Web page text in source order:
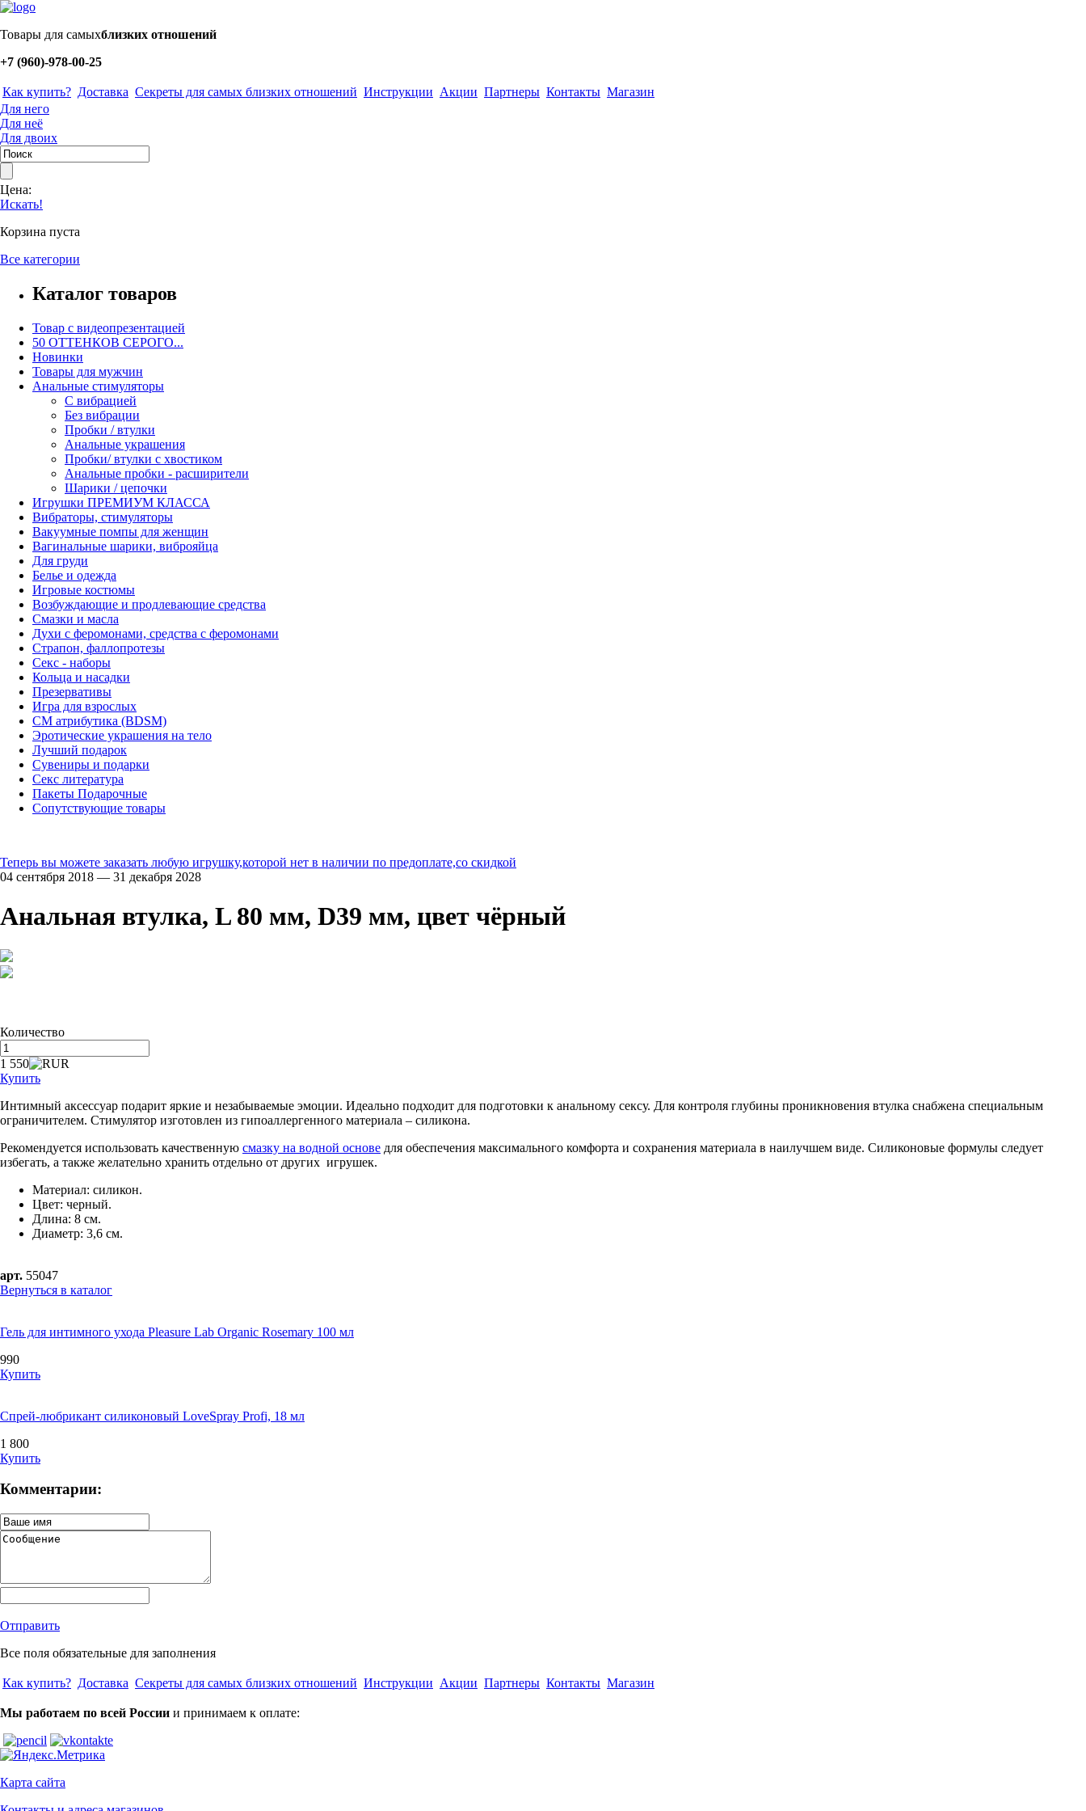
Товары для самыхблизких отношений
+7 (960)-978-00-25
Как купить? Доставка Секреты для самых близких отношений Инструкции Акции Партнеры Контакты Магазин
Для него
Для неё
Для двоих
Цена:
Искать!
Корзина пуста
Все категории
Каталог товаров
Товар с видеопрезентацией
50 ОТТЕНКОВ СЕРОГО...
Новинки
Товары для мужчин
Анальные стимуляторы
С вибрацией
Без вибрации
Пробки / втулки
Анальные украшения
Пробки/ втулки с хвостиком
Анальные пробки - расширители
Шарики / цепочки
Игрушки ПРЕМИУМ КЛАССА
Вибраторы, стимуляторы
Вакуумные помпы для женщин
Вагинальные шарики, виброяйца
Для груди
Белье и одежда
Игровые костюмы
Возбуждающие и продлевающие средства
Смазки и масла
Духи с феромонами, средства с феромонами
Страпон, фаллопротезы
Секс - наборы
Кольца и насадки
Презервативы
Игра для взрослых
СМ атрибутика (BDSM)
Эротические украшения на тело
Лучший подарок
Сувениры и подарки
Секс литература
Пакеты Подарочные
Сопутствующие товары
Теперь вы можете заказать любую игрушку,которой нет в наличии по предоплате,со скидкой
04 сентября 2018 — 31 декабря 2028
Анальная втулка, L 80 мм, D39 мм, цвет чёрный
Количество
1 550
Купить
Интимный аксессуар подарит яркие и незабываемые эмоции. Идеально подходит для подготовки к анальному сексу. Для контроля глубины проникновения втулка снабжена специальным
ограничителем. Стимулятор изготовлен из гипоаллергенного материала – силикона.
Рекомендуется использовать качественную смазку на водной основе для обеспечения максимального комфорта и сохранения материала в наилучшем виде. Силиконовые формулы следует
избегать, а также желательно хранить отдельно от других игрушек.
Материал: силикон.
Цвет: черный.
Длина: 8 см.
Диаметр: 3,6 см.
арт. 55047
Вернуться в каталог
Гель для интимного ухода Pleasure Lab Organic Rosemary 100 мл
990
Купить
Спрей-любрикант силиконовый LoveSpray Profi, 18 мл
1 800
Купить
Комментарии:
Отправить
Все поля обязательные для заполнения
Как купить? Доставка Секреты для самых близких отношений Инструкции Акции Партнеры Контакты Магазин
Мы работаем по всей России и принимаем к оплате:
Карта сайта